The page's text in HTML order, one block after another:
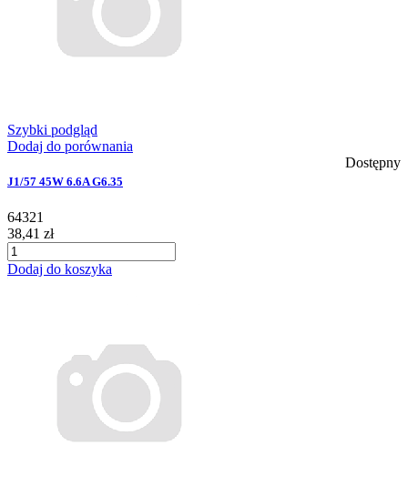
Szybki podgląd
Dodaj do porównania
Dostępny
J1/57 45W 6.6A G6.35
64321
38,41 zł
Dodaj do koszyka